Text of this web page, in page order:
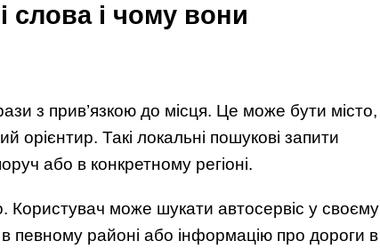
слова і чому вони
з прив’язкою до місця. Це може бути місто,
орієнтир. Такі локальні пошукові запити
або в конкретному регіоні.
Користувач може шукати автосервіс у своєму
певному районі або інформацію про дороги в